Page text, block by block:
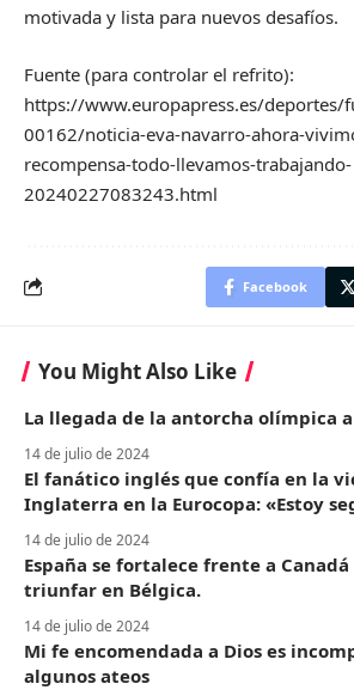
motivada y lista para nuevos desafíos.
Fuente (para controlar el refrito):
https://www.europapress.es/deportes/
00162/noticia-eva-navarro-ahora-
recompensa-todo-llevamos-trabajando-
20240227083243.html
Facebook
You Might Also Like
La llegada de la antorcha olímpica
14 de julio de 2024
El fanático inglés que confía en la
Inglaterra en la Eurocopa: «Estoy
14 de julio de 2024
España se fortalece frente a
triunfar en Bélgica.
14 de julio de 2024
Mi fe encomendada a Dios es
algunos ateos